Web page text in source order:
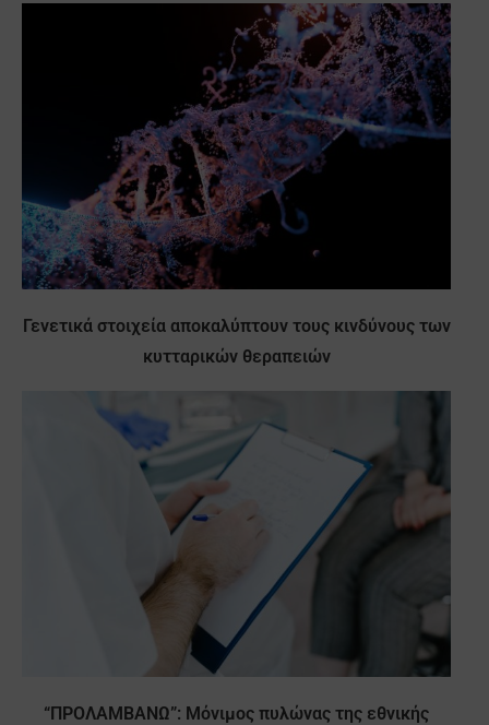
Γενετικά στοιχεία αποκαλύπτουν τους κινδύνους των
κυτταρικών θεραπειών
“ΠΡΟΛΑΜΒΑΝΩ”: Μόνιμος πυλώνας της εθνικής